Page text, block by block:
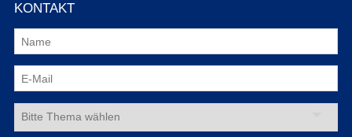
KONTAKT